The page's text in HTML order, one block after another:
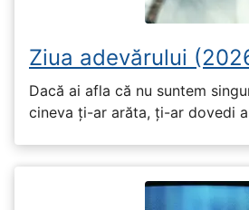
Ziua adevărului
Dacă ai afla că nu suntem
cineva ți-ar arăta, ți-ar dovedi